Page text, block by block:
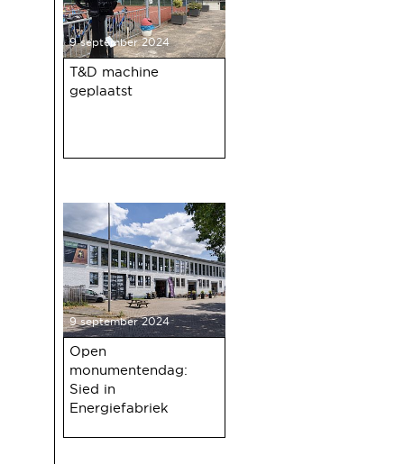
9 september 2024
T&D machine
geplaatst
9 september 2024
Open
monumentendag:
Sied in
Energiefabriek